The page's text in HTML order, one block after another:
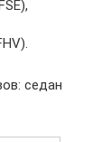
седан